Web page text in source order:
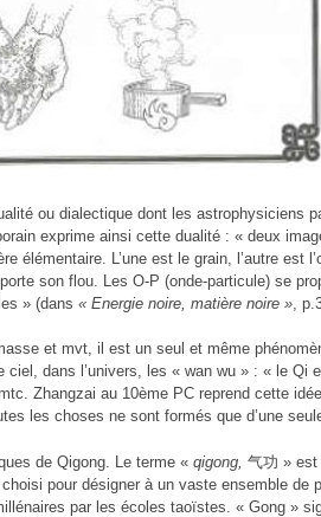
ou dialectique dont les astrophysiciens
exprime ainsi cette dualité : « deux
élémentaire. L’une est le grain, l’autre est
son flou. Les O-P (onde-particule) se
» (dans « Energie noire, matière noire »,
et mvt, il est un seul et même
dans l’univers, les « wan wu » : « le Qi
Zhangzai au 10ème PC reprend cette
les choses ne sont formés que d’une
de Qigong. Le terme « qigong, 气功 » est
pour désigner à un vaste ensemble de
par les écoles taoïstes. « Gong »